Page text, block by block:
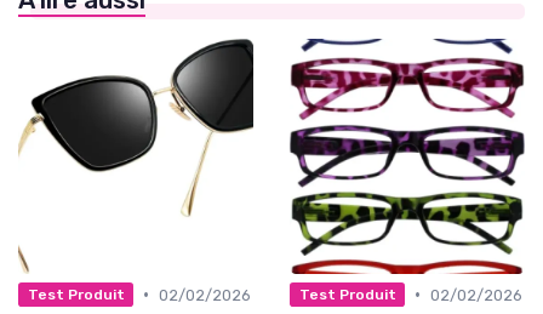
Test Produit • 02/02/2026
Test Produit • 02/02/2026